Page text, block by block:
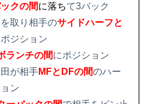
クの間に落ちて3バック
取り相手のサイドハーフと
ジション
ランチの間にポジション
が相手MFとDFの間のハー
ン